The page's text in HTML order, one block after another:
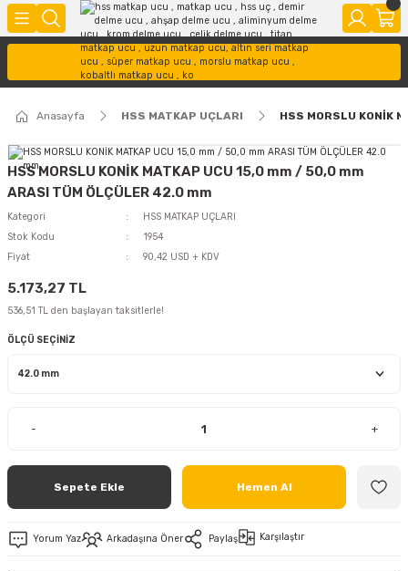
Anasayfa HSS MATKAP UÇLARI HSS MORSLU KONİK
HSS MORSLU KONİK MATKAP UCU 15,0 mm / 50,0 mm
ARASI TÜM ÖLÇÜLER 42.0 mm
Kategori
HSS MATKAP UÇLARI
Stok Kodu
1954
Fiyat
90,42 USD + KDV
5.173,27 TL
536,51 TL den başlayan taksitlerle!
ÖLÇÜ SEÇİNİZ
- +
Sepete Ekle Hemen Al
Yorum Yaz Arkadaşına Öner Paylaş Karşılaştır